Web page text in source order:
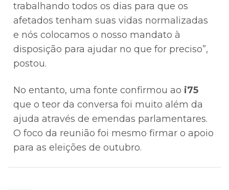
trabalhando todos os dias para que os
afetados tenham suas vidas normalizadas
e nós colocamos o nosso mandato à
disposição para ajudar no que for preciso”,
postou.
No entanto, uma fonte confirmou ao i75
que o teor da conversa foi muito além da
ajuda através de emendas parlamentares.
O foco da reunião foi mesmo firmar o apoio
para as eleições de outubro.